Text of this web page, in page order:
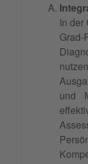
In der
Grad-
und